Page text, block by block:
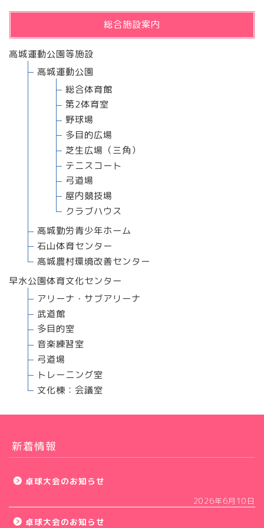
総合施設案内
高城運動公園等施設
高城運動公園
総合体育館
第2体育室
野球場
多目的広場
芝生広場（三角）
テニスコート
弓道場
屋内競技場
クラブハウス
高城勤労青少年ホーム
石山体育センター
高城農村環境改善センター
早水公園体育文化センター
アリーナ・サブアリーナ
武道館
多目的室
音楽練習室
弓道場
トレーニング室
文化棟：会議室
新着情報
卓球大会のお知らせ
2026年6月10日
卓球大会のお知らせ